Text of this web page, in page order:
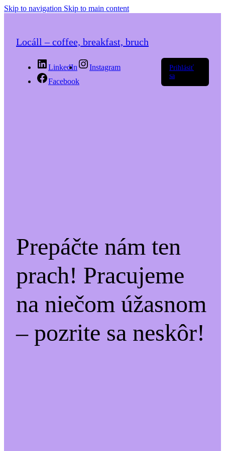
Skip to navigation Skip to main content
Locáll – coffee, breakfast, bruch
LinkedIn
Instagram
Facebook
Prihlásiť
sa
Prepáčte nám ten
prach! Pracujeme
na niečom úžasnom
– pozrite sa neskôr!